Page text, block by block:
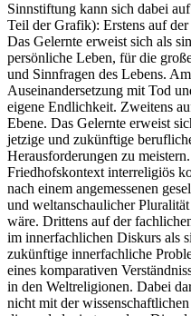
Sinnstiftung kann sich dabei
Teil der Grafik): Erstens auf
Das Gelernte erweist sich als
persönliche Leben, für die
und Sinnfragen des Lebens.
Auseinandersetzung mit Tod
eigene Endlichkeit. Zweitens
Ebene. Das Gelernte erweist
jetzige und zukünftige
Herausforderungen zu
Friedhofskontext interreligiös
nach einem angemessenen
und weltanschaulicher
wäre. Drittens auf der
im innerfachlichen Diskurs als
zukünftige innerfachliche
eines komparativen
in den Weltreligionen. Dabei
nicht mit der